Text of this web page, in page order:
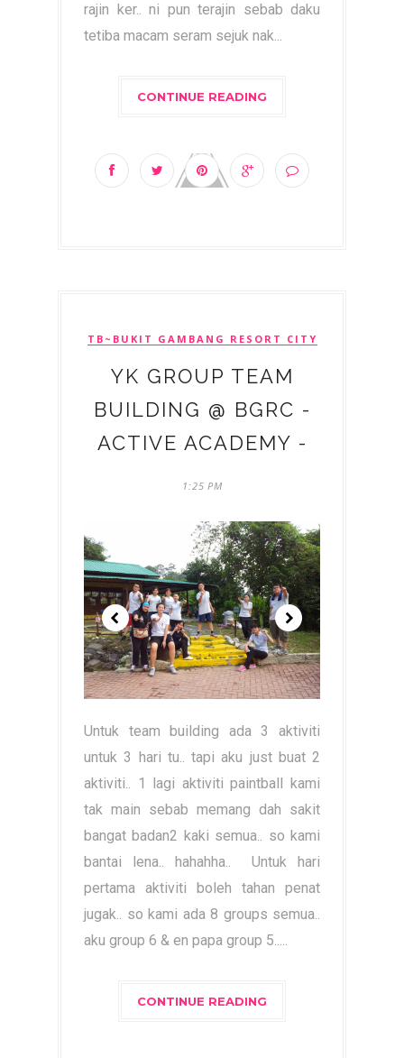
rajin ker.. ni pun terajin sebab daku
tetiba macam seram sejuk nak...
CONTINUE READING
TB~BUKIT GAMBANG RESORT CITY
YK GROUP TEAM
BUILDING @ BGRC -
ACTIVE ACADEMY -
1:25 PM
Untuk team building ada 3 aktiviti
untuk 3 hari tu.. tapi aku just buat 2
aktiviti.. 1 lagi aktiviti paintball kami
tak main sebab memang dah sakit
bangat badan2 kaki semua.. so kami
bantai lena.. hahahha.. Untuk hari
pertama aktiviti boleh tahan penat
jugak.. so kami ada 8 groups semua..
aku group 6 & en papa group 5.....
CONTINUE READING